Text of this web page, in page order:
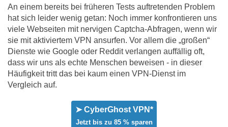
An einem bereits bei früheren Tests auftretenden Problem
hat sich leider wenig getan: Noch immer konfrontieren uns
viele Webseiten mit nervigen Captcha-Abfragen, wenn wir
sie mit aktiviertem VPN ansurfen. Vor allem die „großen“
Dienste wie Google oder Reddit verlangen auffällig oft,
dass wir uns als echte Menschen beweisen - in dieser
Häufigkeit tritt das bei kaum einen VPN-Dienst im
Vergleich auf.
➤ CyberGhost VPN*
Jetzt bis zu 85 % sparen